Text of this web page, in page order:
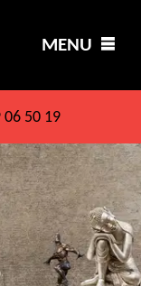
MENU
06 50 19